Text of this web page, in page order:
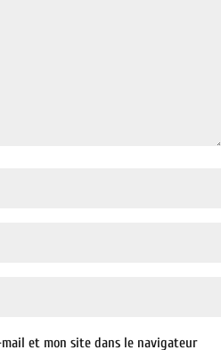
et mon site dans le navigateur